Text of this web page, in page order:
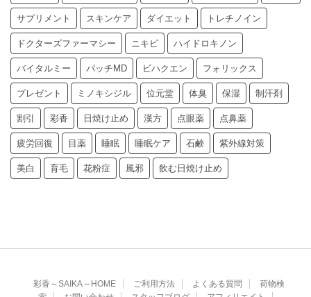
サプリメント スキンケア ダイエット トレチノイン
ドクターズファーマシー ニキビ ハイドロキノン
バイタルミー パッチMD ビハクエン フォリックス
プレゼント ミノキシジル 位元堂 体臭 保湿 制汗剤
割引 彩香 日焼け止め 漢方 点眼薬 点鼻薬
疲労回復 目薬 睡眠 睡眠ケア 石鹸 紫外線対策
美白 育毛 花粉症 風邪 飲む日焼け止め
彩香～SAIKA～HOME ご利用方法 よくある質問
荷物検